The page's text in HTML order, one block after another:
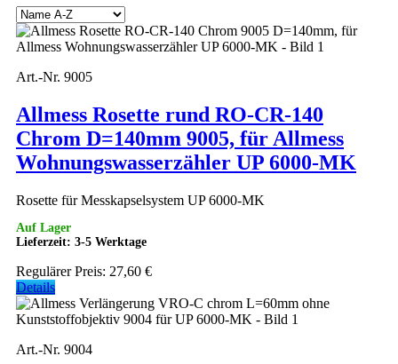
Art.-Nr. 9005
Allmess Rosette rund RO-CR-140
Chrom D=140mm 9005, für Allmess
Wohnungswasserzähler UP 6000-MK
Rosette für Messkapselsystem UP 6000-MK
Auf Lager
Lieferzeit: 3-5 Werktage
Regulärer Preis: 27,60 €
Details
Art.-Nr. 9004